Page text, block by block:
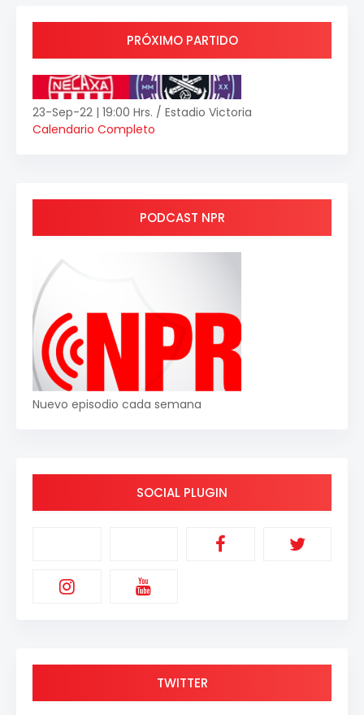
PRÓXIMO PARTIDO
23-Sep-22 | 19:00 Hrs. / Estadio Victoria
Calendario Completo
PODCAST NPR
Nuevo episodio cada semana
SOCIAL PLUGIN
TWITTER